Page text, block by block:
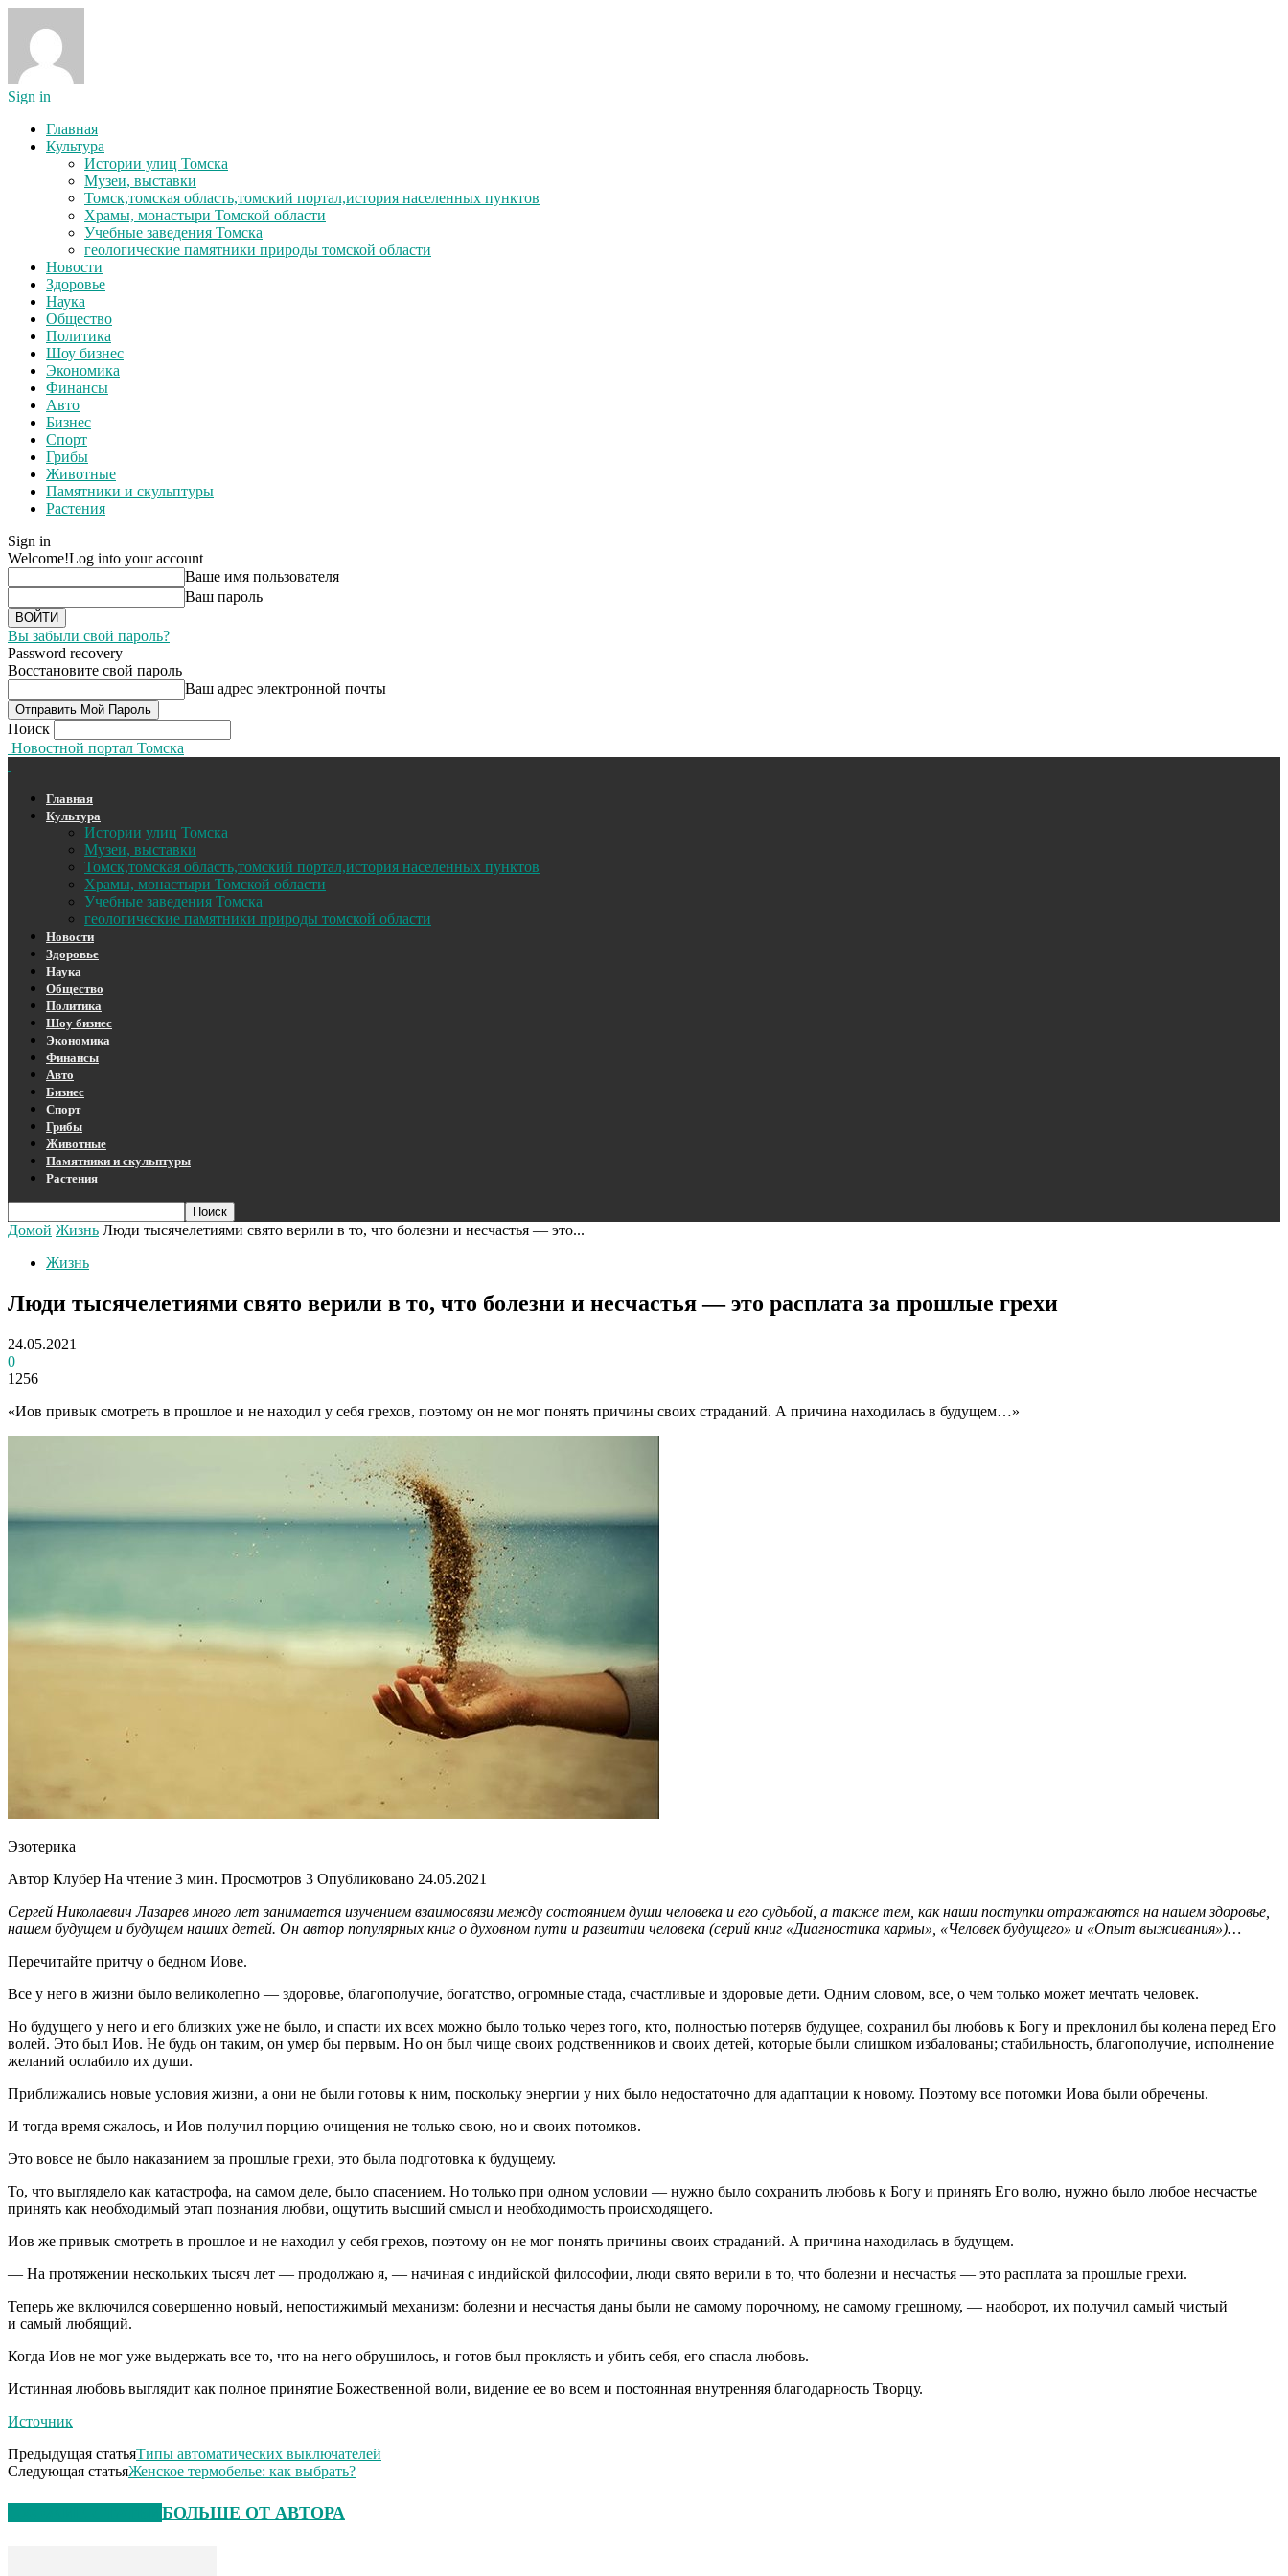
Sign in
Главная
Культура
Истории улиц Томска
Музеи, выставки
Томск,томская область,томский портал,история населенных пунктов
Храмы, монастыри Томской области
Учебные заведения Томска
геологические памятники природы томской области
Новости
Здоровье
Наука
Общество
Политика
Шоу бизнес
Экономика
Финансы
Авто
Бизнес
Спорт
Грибы
Животные
Памятники и скульптуры
Растения
Sign in
Welcome!Log into your account
Ваше имя пользователя
Ваш пароль
Вы забыли свой пароль?
Password recovery
Восстановите свой пароль
Ваш адрес электронной почты
Поиск
Новостной портал Томска
Главная
Культура
Истории улиц Томска
Музеи, выставки
Томск,томская область,томский портал,история населенных пунктов
Храмы, монастыри Томской области
Учебные заведения Томска
геологические памятники природы томской области
Новости
Здоровье
Наука
Общество
Политика
Шоу бизнес
Экономика
Финансы
Авто
Бизнес
Спорт
Грибы
Животные
Памятники и скульптуры
Растения
Домой Жизнь Люди тысячелетиями свято верили в то, что болезни и несчастья — это...
Жизнь
Люди тысячелетиями свято верили в то, что болезни и несчастья — это расплата за прошлые грехи
24.05.2021
0
1256
«Иов привык смотреть в прошлое и не находил у себя грехов, поэтому он не мог понять причины своих страданий. А причина находилась в будущем…»
Эзотерика
Автор Клубер На чтение 3 мин. Просмотров 3 Опубликовано 24.05.2021
Сергей Николаевич Лазарев много лет занимается изучением взаимосвязи между состоянием души человека и его судьбой, а также тем, как наши поступки отражаются на нашем здоровье,
нашем будущем и будущем наших детей. Он автор популярных книг о духовном пути и развитии человека (серий книг «Диагностика кармы», «Человек будущего» и «Опыт выживания»)…
Перечитайте притчу о бедном Иове.
Все у него в жизни было великолепно — здоровье, благополучие, богатство, огромные стада, счастливые и здоровые дети. Одним словом, все, о чем только может мечтать человек.
Но будущего у него и его близких уже не было, и спасти их всех можно было только через того, кто, полностью потеряв будущее, сохранил бы любовь к Богу и преклонил бы колена перед Его
волей. Это был Иов. Не будь он таким, он умер бы первым. Но он был чище своих родственников и своих детей, которые были слишком избалованы; стабильность, благополучие, исполнение
желаний ослабило их души.
Приближались новые условия жизни, а они не были готовы к ним, поскольку энергии у них было недостаточно для адаптации к новому. Поэтому все потомки Иова были обречены.
И тогда время сжалось, и Иов получил порцию очищения не только свою, но и своих потомков.
Это вовсе не было наказанием за прошлые грехи, это была подготовка к будущему.
То, что выглядело как катастрофа, на самом деле, было спасением. Но только при одном условии — нужно было сохранить любовь к Богу и принять Его волю, нужно было любое несчастье
принять как необходимый этап познания любви, ощутить высший смысл и необходимость происходящего.
Иов же привык смотреть в прошлое и не находил у себя грехов, поэтому он не мог понять причины своих страданий. А причина находилась в будущем.
— На протяжении нескольких тысяч лет — продолжаю я, — начиная с индийской философии, люди свято верили в то, что болезни и несчастья — это расплата за прошлые грехи.
Теперь же включился совершенно новый, непостижимый механизм: болезни и несчастья даны были не самому порочному, не самому грешному, — наоборот, их получил самый чистый
и самый любящий.
Когда Иов не мог уже выдержать все то, что на него обрушилось, и готов был проклясть и убить себя, его спасла любовь.
Истинная любовь выглядит как полное принятие Божественной воли, видение ее во всем и постоянная внутренняя благодарность Творцу.
Источник
Предыдущая статьяТипы автоматических выключателей
Следующая статьяЖенское термобелье: как выбрать?
БОЛЬШЕ ОТ АВТОРА